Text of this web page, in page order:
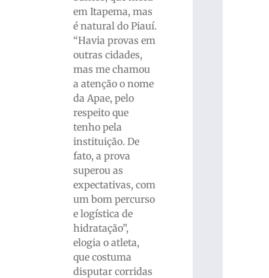
em Itapema, mas
é natural do Piauí.
“Havia provas em
outras cidades,
mas me chamou
a atenção o nome
da Apae, pelo
respeito que
tenho pela
instituição. De
fato, a prova
superou as
expectativas, com
um bom percurso
e logística de
hidratação”,
elogia o atleta,
que costuma
disputar corridas